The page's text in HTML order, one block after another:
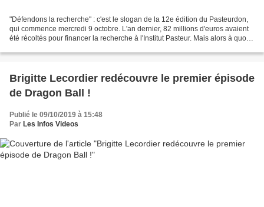
"Défendons la recherche" : c'est le slogan de la 12e édition du Pasteurdon,
qui commence mercredi 9 octobre. L'an dernier, 82 millions d'euros avaient
été récoltés pour financer la recherche à l'Institut Pasteur. Mais alors à quoi
Brigitte Lecordier redécouvre le premier épisode
de Dragon Ball !
Publié le 09/10/2019 à 15:48
Par Les Infos Videos